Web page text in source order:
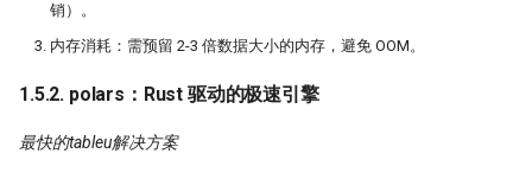
销）。
​内存消耗：需预留 2-3 倍数据大小的内存，避免 OOM。
1.5.2. polars：Rust 驱动的极速引擎
最快的tableu解决方案